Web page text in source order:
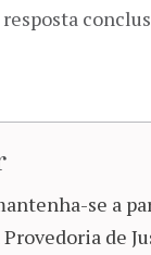
se a
de